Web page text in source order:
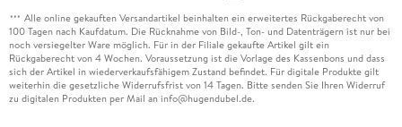
*** Alle online gekauften Versandartikel beinhalten ein erweitertes Rückgaberecht von
100 Tagen nach Kaufdatum. Die Rücknahme von Bild-, Ton- und Datenträgern ist nur bei
noch versiegelter Ware möglich. Für in der Filiale gekaufte Artikel gilt ein
Rückgaberecht von 4 Wochen. Voraussetzung ist die Vorlage des Kassenbons und dass
sich der Artikel in wiederverkaufsfähigem Zustand befindet. Für digitale Produkte gilt
weiterhin die gesetzliche Widerrufsfrist von 14 Tagen. Bitte senden Sie Ihren Widerruf
zu digitalen Produkten per Mail an info@hugendubel.de.